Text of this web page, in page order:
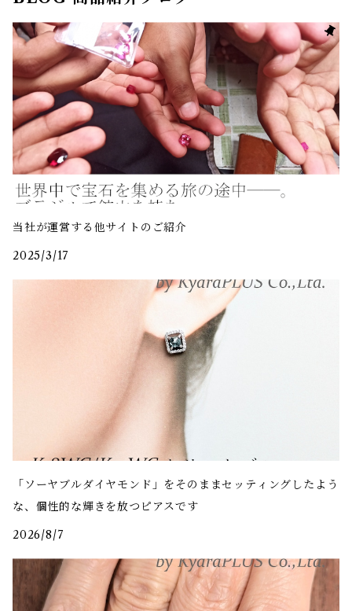
当社が運営する他サイトのご紹介
2025/3/17
「ソーヤブルダイヤモンド」をそのままセッティングしたよう
な、個性的な輝きを放つピアスです
2026/8/7